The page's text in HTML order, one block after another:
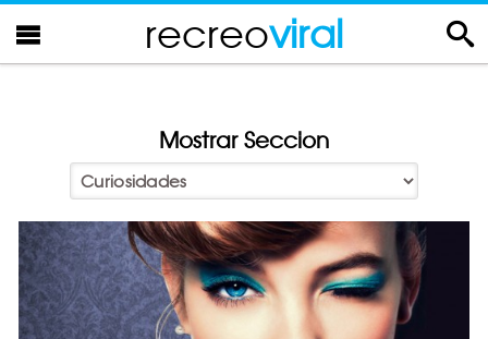
recreoviral
Mostrar Seccion